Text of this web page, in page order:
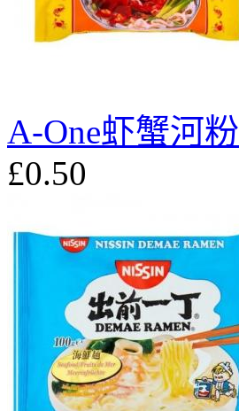
A-One虾蟹河粉
£0.50